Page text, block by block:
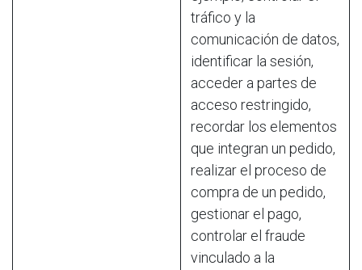
tráfico y la
comunicación de datos,
identificar la sesión,
acceder a partes de
acceso restringido,
recordar los elementos
que integran un pedido,
realizar el proceso de
compra de un pedido,
gestionar el pago,
controlar el fraude
vinculado a la